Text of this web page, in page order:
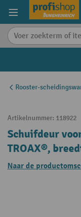
content
Rooster-
Artikelnummer: 118922
Schuifdeur
TROAX®,
Naar de